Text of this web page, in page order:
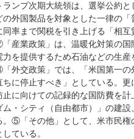
ランプ次期大統領は、選挙公約
の外国製品を対象とした一律の
同率まで関税を引き上げる「相
産業政策」は、温暖化対策の国
力を提供するため石油などの生
外交政策」では、「米国第一の
ちに停止すべき」としている。
止に向けての記録的な国防費を
ム・シティ（自由都市）」の建
。⑤「その他」として、米市民権
している。